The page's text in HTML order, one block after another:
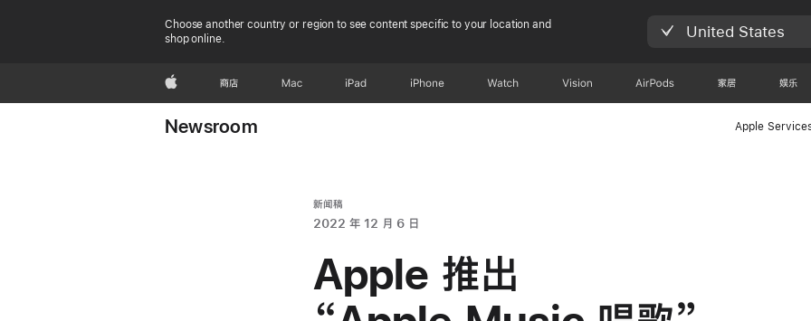
Choose another country or region to see content specific to your location and
shop online.
United States
Apple 商店 Mac iPad iPhone Watch Vision AirPods 家居 娱乐
Newsroom Apple
新闻稿
2022 年 12 月 6 日
Apple 推出